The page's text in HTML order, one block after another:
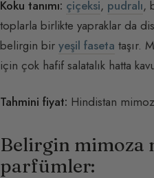
Koku tanımı: çiçeksi, pudralı,
toplarla birlikte yapraklar da
belirgin bir yeşil faseta taşır.
için çok hafif salatalık hatta
Tahmini fiyat: Hindistan
Belirgin mimoza
parfümler: